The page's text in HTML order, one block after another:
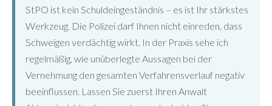
StPO ist kein Schuldeingeständnis – es ist Ihr stärkstes
Werkzeug. Die Polizei darf Ihnen nicht einreden, dass
Schweigen verdächtig wirkt. In der Praxis sehe ich
regelmäßig, wie unüberlegte Aussagen bei der
Vernehmung den gesamten Verfahrensverlauf negativ
beeinflussen. Lassen Sie zuerst Ihren Anwalt